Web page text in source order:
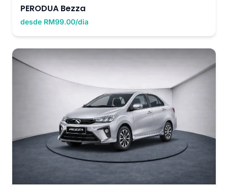
PERODUA Bezza
desde RM99.00/dia